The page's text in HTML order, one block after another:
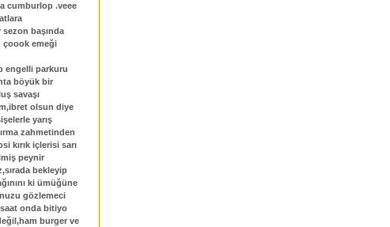
cumburlop .veee
sezon başında
çoook emeği
engelli parkuru
böyük bir
savaşı
olsun diye
yarış
zahmetinden
kırık içlerisi sarı
peynir
bekleyip
ki ümüğüne
gözlemeci
saat onda bitiyo
burger ve